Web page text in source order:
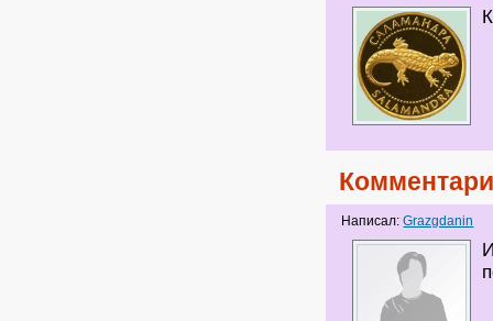
Написал:Grazgdanin